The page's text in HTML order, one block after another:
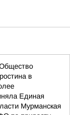
в
Единая
Мурманская